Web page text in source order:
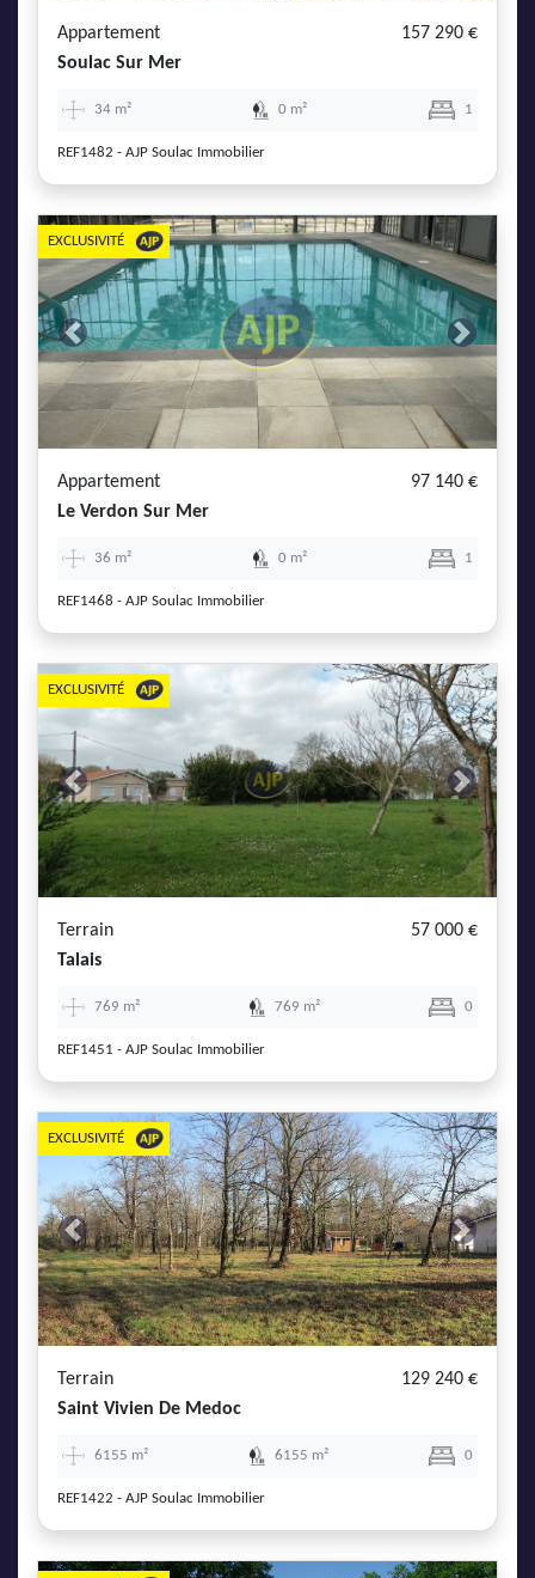
Appartement
157 290 €
Soulac Sur Mer
34 m² 0 m² 1
REF1482 - AJP Soulac Immobilier
Previous Next
EXCLUSIVITÉ
Appartement
97 140 €
Le Verdon Sur Mer
36 m² 0 m² 1
REF1468 - AJP Soulac Immobilier
Previous Next
EXCLUSIVITÉ
Terrain
57 000 €
Talais
769 m² 769 m² 0
REF1451 - AJP Soulac Immobilier
Previous Next
EXCLUSIVITÉ
Terrain
129 240 €
Saint Vivien De Medoc
6155 m² 6155 m² 0
REF1422 - AJP Soulac Immobilier